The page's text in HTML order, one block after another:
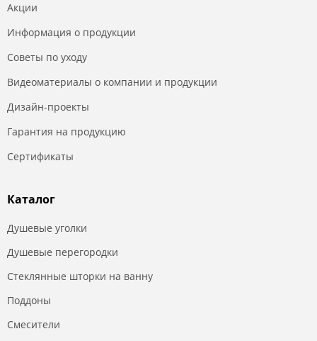
Акции
Информация о продукции
Советы по уходу
Видеоматериалы о компании и продукции
Дизайн-проекты
Гарантия на продукцию
Сертификаты
Каталог
Душевые уголки
Душевые перегородки
Стеклянные шторки на ванну
Поддоны
Смесители